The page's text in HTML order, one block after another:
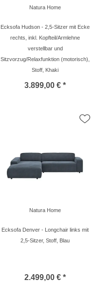
Natura Home
Ecksofa Hudson - 2,5-Sitzer mit Ecke
rechts, inkl. Kopfteil/Armlehne
verstellbar und
Sitzvorzug/Relaxfunktion (motorisch),
Stoff, Khaki
3.899,00 € *
Natura Home
Ecksofa Denver - Longchair links mit
2,5-Sitzer, Stoff, Blau
2.499,00 € *